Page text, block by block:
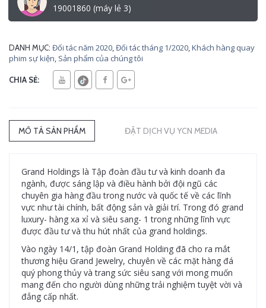
19001860 (máy lẻ 3)
DANH MỤC: Đối tác năm 2020,Đối tác tháng 1/2020,Khách hàng quay
phim sự kiện, Sản phẩm của chúng tôi
CHIA SẺ:
MÔ TẢ SẢN PHẨM ĐẶT DỊCH VỤ YCN MEDIA
Grand Holdings là Tập đoàn đầu tư và kinh doanh đa
ngành, được sáng lập và điều hành bởi đội ngũ các
chuyên gia hàng đầu trong nước và quốc tế về các lĩnh
vực như tài chính, bất động sản và giải trí. Trong đó grand
luxury- hàng xa xỉ và siêu sang- 1 trong những lĩnh vực
được đầu tư và thu hút nhất của grand holdings.
Vào ngày 14/1, tập đoàn Grand Holding đã cho ra mắt
thương hiệu Grand Jewelry, chuyên về các mặt hàng đá
quý phong thủy và trang sức siêu sang với mong muốn
mang đến cho người dùng những trải nghiệm tuyệt vời và
đẳng cấp nhất.